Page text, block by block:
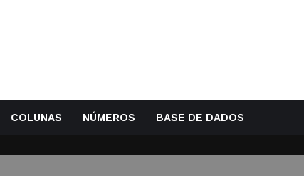
COLUNAS NÚMEROS BASE DE DADOS